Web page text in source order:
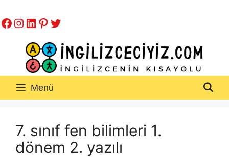
atla
Facebook
Instagram
LinkedIn
Pinterest
Twitter
Menü
7. sınıf fen bilimleri 1.
dönem 2. yazılı